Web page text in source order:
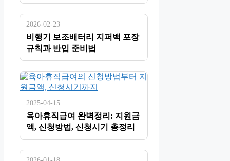
2026-02-23
비행기 보조배터리 지퍼백 포장
규칙과 반입 준비법
2025-04-15
육아휴직급여 완벽정리: 지원금
액, 신청방법, 신청시기 총정리